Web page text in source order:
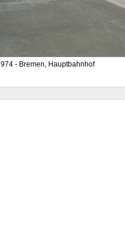
- Bremen, Hauptbahnhof